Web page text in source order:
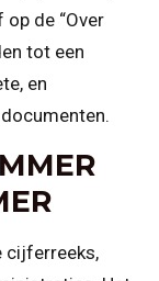
de “Over
tot een
en
cijferreeks,